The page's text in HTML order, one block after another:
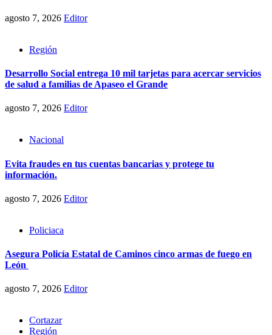
agosto 7, 2026 Editor
Región
Desarrollo Social entrega 10 mil tarjetas para acercar servicios
de salud a familias de Apaseo el Grande
agosto 7, 2026 Editor
Nacional
Evita fraudes en tus cuentas bancarias y protege tu
información.
agosto 7, 2026 Editor
Policiaca
Asegura Policía Estatal de Caminos cinco armas de fuego en
León
agosto 7, 2026 Editor
Cortazar
Región